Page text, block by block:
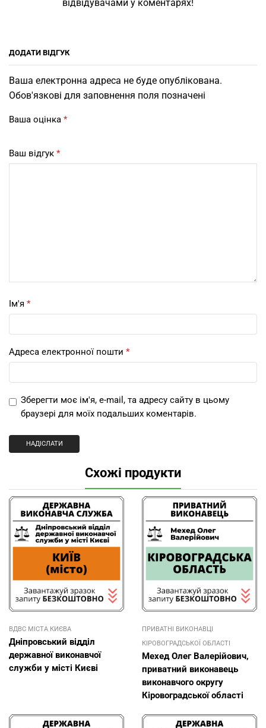
відвідувачами у коментарях!
ДОДАТИ ВІДГУК
Ваша електронна адреса не буде опублікована.
Обов'язкові для заповнення поля позначені
Ваша оцінка *
Ваш відгук *
Ім'я *
Адреса електронної пошти *
Зберегти моє ім'я, e-mail, та адресу сайту в цьому
браузері для моїх подальших коментарів.
Схожі продукти
ВДВС МІСТА КИЄВА
Дніпровський відділ
державної виконавчої
служби у місті Києві
ПРИВАТНІ ВИКОНАВЦІ
КІРОВОГРАДСЬКОЇ ОБЛАСТІ
Мехед Олег Валерійович,
приватний виконавець
виконавчого округу
Кіровоградської області